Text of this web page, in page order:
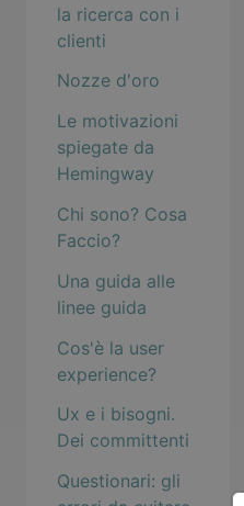
la ricerca con i
clienti
Nozze d'oro
Le motivazioni
spiegate da
Hemingway
Chi sono? Cosa
Faccio?
Una guida alle
linee guida
Cos'è la user
experience?
Ux e i bisogni.
Dei committenti
Questionari: gli